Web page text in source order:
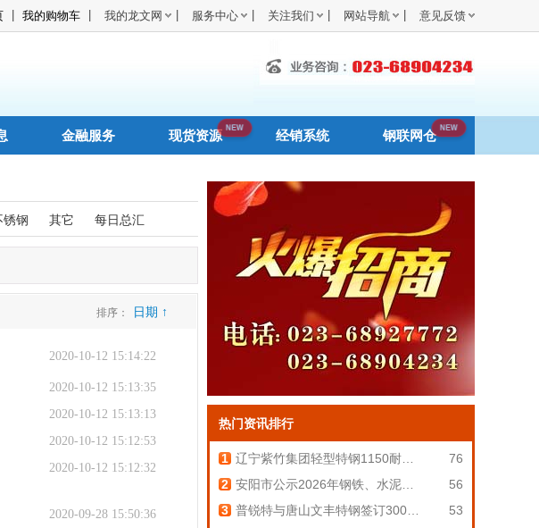
我的购物车 我的龙文网 服务中心 关注我们 网站导航 意见反馈
金融服务 现货资源 经销系统 钢联网仓
锈钢 其它 每日总汇
排序： 日期 ↑
2020-10-12 15:14:22
2020-10-12 15:13:35
2020-10-12 15:13:13
2020-10-12 15:12:53
2020-10-12 15:12:32
2020-09-28 15:50:36
热门资讯排行
1
76
2
56
3
53